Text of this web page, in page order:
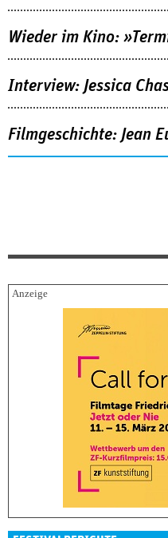
Wieder im Kino:
Interview: Jessica
Filmgeschichte: Jean
FESTIVALBERICHTE
Filmfest München –